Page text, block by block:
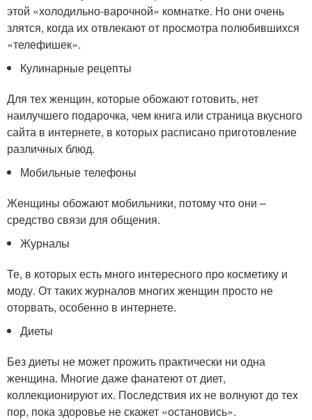
этой «холодильно-варочной» комнатке. Но они очень
злятся, когда их отвлекают от просмотра полюбившихся
«телефишек».
Кулинарные рецепты
Для тех женщин, которые обожают готовить, нет
наилучшего подарочка, чем книга или страница вкусного
сайта в интернете, в которых расписано приготовление
различных блюд.
Мобильные телефоны
Женщины обожают мобильники, потому что они –
средство связи для общения.
Журналы
Те, в которых есть много интересного про косметику и
моду. От таких журналов многих женщин просто не
оторвать, особенно в интернете.
Диеты
Без диеты не может прожить практически ни одна
женщина. Многие даже фанатеют от диет,
коллекционируют их. Последствия их не волнуют до тех
пор, пока здоровье не скажет «остановись».